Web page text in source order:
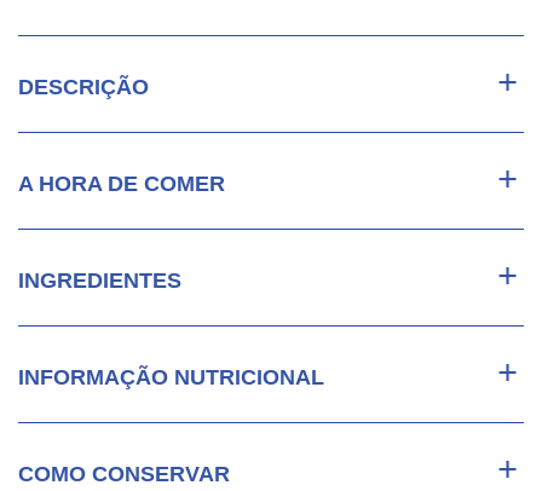
DESCRIÇÃO
A HORA DE COMER
INGREDIENTES
INFORMAÇÃO NUTRICIONAL
COMO CONSERVAR